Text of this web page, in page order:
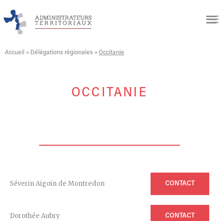
Accueil » Délégations régionales » Occitanie
OCCITANIE
Séverin Aigoin de Montredon CONTACT
Dorothée Aubry CONTACT